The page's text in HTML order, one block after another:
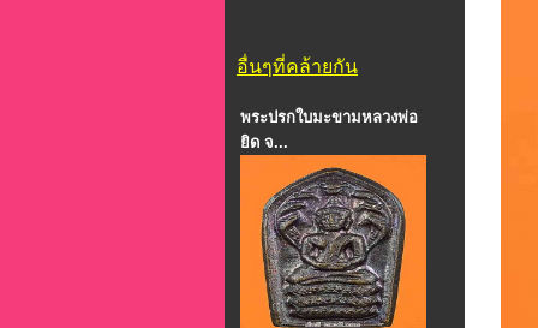
อื่นๆที่คล้ายกัน
พระปรกใบมะขามหลวงพ่อ
ยิด จ...